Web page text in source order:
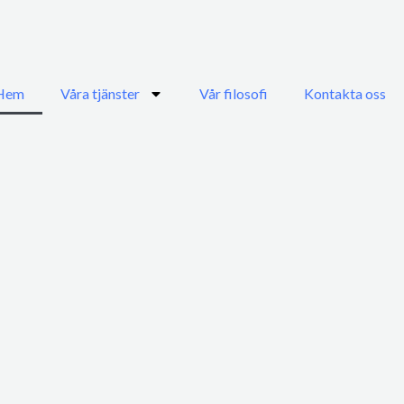
Våra tjänster Vår filosofi Kontakta oss